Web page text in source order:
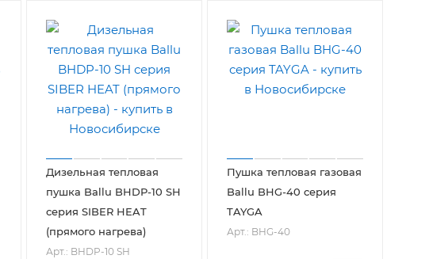
Дизельная тепловая
пушка Ballu BHDP-10 SH
серия SIBER HEAT
(прямого нагрева)
Арт.: BHDP-10 SH
Пушка тепловая газовая
Ballu BHG-40 серия
TAYGA
Арт.: BHG-40